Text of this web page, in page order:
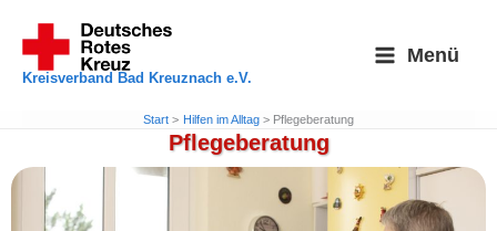
Inhalt
springen
Kreisverband Bad Kreuznach e.V.
Menü
Start Hilfen im Alltag Pflegeberatung
Pflegeberatung